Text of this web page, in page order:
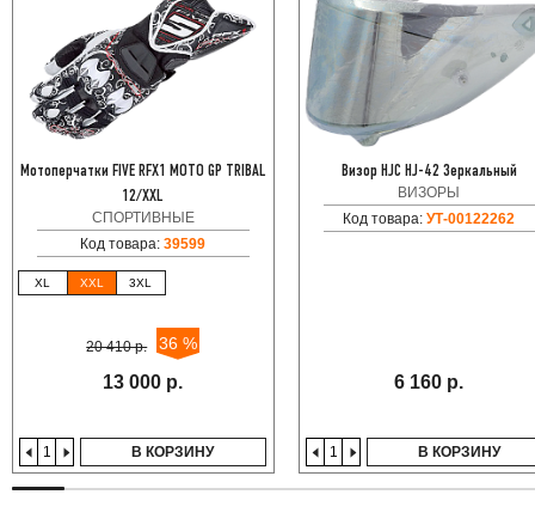
Мотоперчатки FIVE RFX1 MOTO GP TRIBAL
12/XXL
СПОРТИВНЫЕ
Код товара:39599
XL XXL 3XL
20 410 р. 36 %
13 000 р.
В КОРЗИНУ
Визор HJC HJ-42 Зеркальный
ВИЗОРЫ
Код товара:УТ-00122262
6 160 р.
В КОРЗИНУ